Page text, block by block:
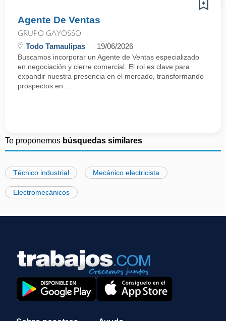
Agente De Ventas
GRUPO GAYOSSO
Todo Tamaulipas 19/06/2026
Buscamos incorporar un Agente de Ventas especializado
en negociación y cierre comercial. El rol es clave para
expandir nuestra presencia en el mercado, transformando
prospectos en ...
Te proponemos búsquedas similares
Técnico industrial Mecánico electricista
Electromecánicos